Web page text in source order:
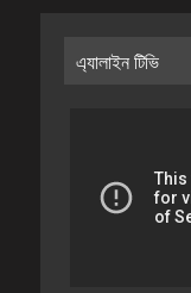
এ্যালাইন টিভি